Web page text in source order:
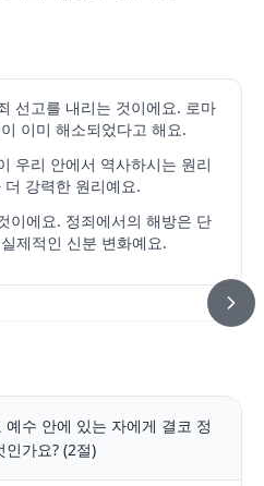
선고를 내리는 것이에요. 로마
이미 해소되었다고 해요.
우리 안에서 역사하시는 원리
강력한 원리예요.
이에요. 정죄에서의 해방은 단
제적인 신분 변화예요.
수 안에 있는 자에게 결코 정
가요? (2절)